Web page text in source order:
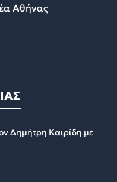
Αθήνας
Δημήτρη Καιρίδη με